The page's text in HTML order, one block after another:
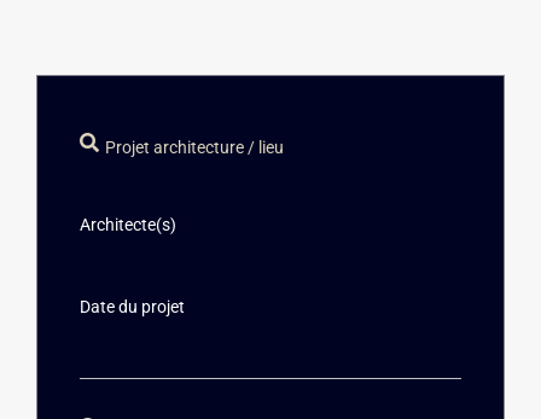
Projet architecture / lieu
Architecte(s)
Date du projet